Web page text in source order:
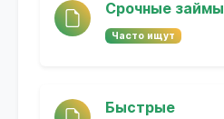
Срочные займы
Часто ищут
Быстрые